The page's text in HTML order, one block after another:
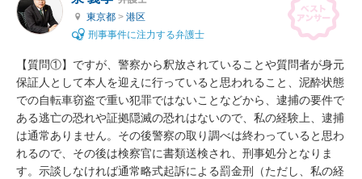
東京都 > 港区
刑事事件に注力する弁護士
【質問①】ですが、警察から釈放されていることや質問者が身元
保証人として本人を迎えに行っていると思われること、泥酔状態
での自転車窃盗で重い犯罪ではないことなどから、逮捕の要件で
ある逃亡の恐れや証拠隠滅の恐れはないので、私の経験上、逮捕
は通常ありません。その後警察の取り調べは終わっていると思わ
れるので、その後は検察官に書類送検され、刑事処分となりま
す。示談しなければ通常略式起訴による罰金刑（ただし、私の経